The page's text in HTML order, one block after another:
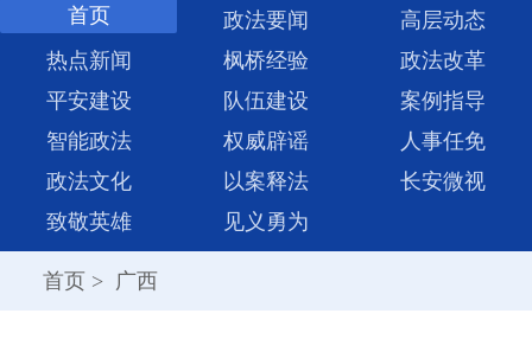
首页 政法要闻
高层动态
热点新闻
枫桥经验
政法改革
平安建设
队伍建设
案例指导
智能政法
权威辟谣
人事任免
政法文化
以案释法
长安微视
致敬英雄
见义勇为
首页 > 广西